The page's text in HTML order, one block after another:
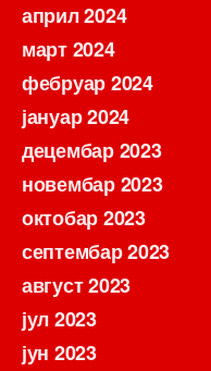
април 2024
март 2024
фебруар 2024
јануар 2024
децембар 2023
новембар 2023
октобар 2023
септембар 2023
август 2023
јул 2023
јун 2023